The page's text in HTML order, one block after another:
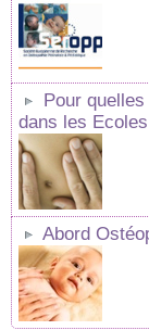
Pour
dans les
Abord